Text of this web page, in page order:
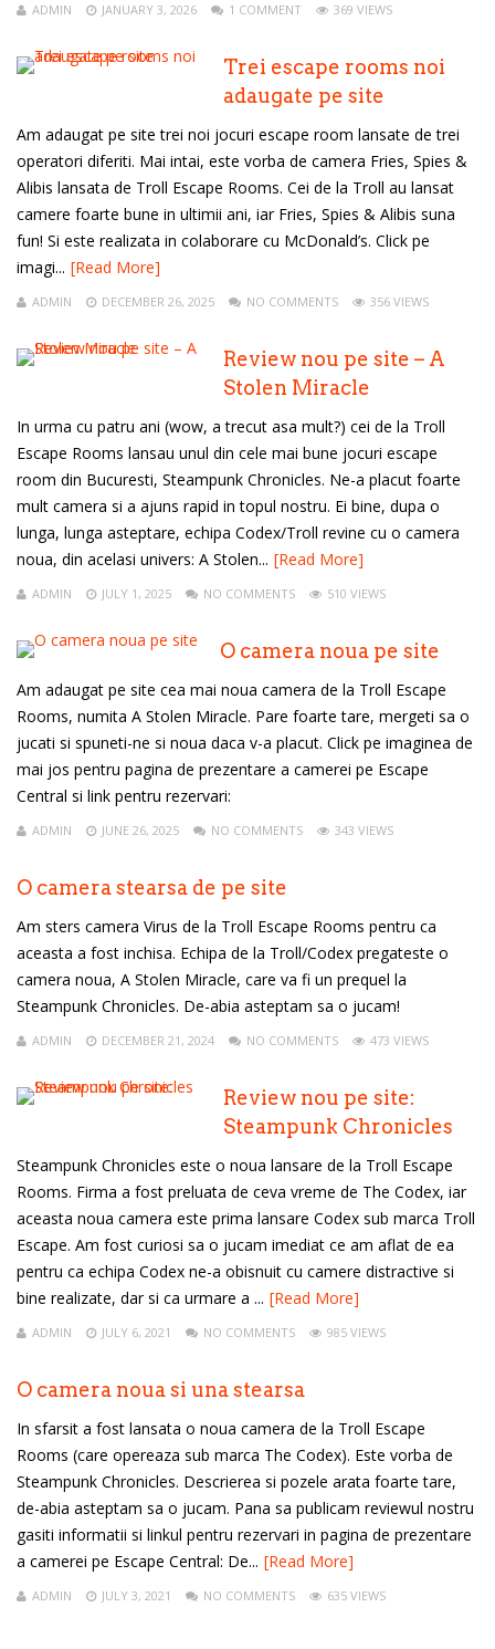
ADMIN JANUARY 3, 2026 1 COMMENT 369 VIEWS
Trei escape rooms noi
adaugate pe site
Am adaugat pe site trei noi jocuri escape room lansate de trei
operatori diferiti. Mai intai, este vorba de camera Fries, Spies &
Alibis lansata de Troll Escape Rooms. Cei de la Troll au lansat
camere foarte bune in ultimii ani, iar Fries, Spies & Alibis suna
fun! Si este realizata in colaborare cu McDonald’s. Click pe
imagi... [Read More]
ADMIN DECEMBER 26, 2025 NO COMMENTS 356 VIEWS
Review nou pe site – A
Stolen Miracle
In urma cu patru ani (wow, a trecut asa mult?) cei de la Troll
Escape Rooms lansau unul din cele mai bune jocuri escape
room din Bucuresti, Steampunk Chronicles. Ne-a placut foarte
mult camera si a ajuns rapid in topul nostru. Ei bine, dupa o
lunga, lunga asteptare, echipa Codex/Troll revine cu o camera
noua, din acelasi univers: A Stolen... [Read More]
ADMIN JULY 1, 2025 NO COMMENTS 510 VIEWS
O camera noua pe site
Am adaugat pe site cea mai noua camera de la Troll Escape
Rooms, numita A Stolen Miracle. Pare foarte tare, mergeti sa o
jucati si spuneti-ne si noua daca v-a placut. Click pe imaginea de
mai jos pentru pagina de prezentare a camerei pe Escape
Central si link pentru rezervari:
ADMIN JUNE 26, 2025 NO COMMENTS 343 VIEWS
O camera stearsa de pe site
Am sters camera Virus de la Troll Escape Rooms pentru ca
aceasta a fost inchisa. Echipa de la Troll/Codex pregateste o
camera noua, A Stolen Miracle, care va fi un prequel la
Steampunk Chronicles. De-abia asteptam sa o jucam!
ADMIN DECEMBER 21, 2024 NO COMMENTS 473 VIEWS
Review nou pe site:
Steampunk Chronicles
Steampunk Chronicles este o noua lansare de la Troll Escape
Rooms. Firma a fost preluata de ceva vreme de The Codex, iar
aceasta noua camera este prima lansare Codex sub marca Troll
Escape. Am fost curiosi sa o jucam imediat ce am aflat de ea
pentru ca echipa Codex ne-a obisnuit cu camere distractive si
bine realizate, dar si ca urmare a ... [Read More]
ADMIN JULY 6, 2021 NO COMMENTS 985 VIEWS
O camera noua si una stearsa
In sfarsit a fost lansata o noua camera de la Troll Escape
Rooms (care opereaza sub marca The Codex). Este vorba de
Steampunk Chronicles. Descrierea si pozele arata foarte tare,
de-abia asteptam sa o jucam. Pana sa publicam reviewul nostru
gasiti informatii si linkul pentru rezervari in pagina de prezentare
a camerei pe Escape Central: De... [Read More]
ADMIN JULY 3, 2021 NO COMMENTS 635 VIEWS